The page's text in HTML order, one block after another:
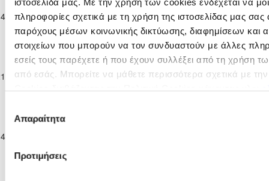
πληροφορίες σχετικά με τη χρήση της ιστοσελίδας μας
παρόχους μέσων κοινωνικής δικτύωσης, διαφημίσεων και
στοιχείων που μπορούν να τον συνδυαστούν με άλλες
εσείς τους παρέχετε ή που έχουν συλλέξει από τη χρήση
από εσάς. Μπορείτε να μάθετε περισσότερα σχετικά με
συγκατάθεσης
Απαραίτητα
Προτιμήσεις
12-2025
Πρωτάθλημα
Νέων Κ-19 Γ΄
Κατηγορίας
ΑΓΙΑΣ
ΜΑΡΙΝΑΣ
ΣΚΥΛΛΟΥΡΑΣ
1 5
ΟΜΟΝΟΙΑ
ΨΕΥΔΑ
90'
12-2025
Παγκύπριο
Πρωτάθλημα
Νέων Κ-19 Γ΄
ΟΜΟΝΟΙΑ
ΨΕΥΔΑ 0 7ΑΣΠΙΣ ΠΥΛΑΣ 90'
01-2026
Πρωτάθλημα
2025/26